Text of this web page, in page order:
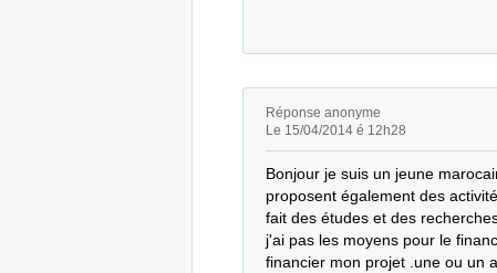
Réponse anonyme
Le 15/04/2014 é 12h28
Bonjour je suis un jeune
proposent également des
fait des études et des
j'ai pas les moyens pour le
financier mon projet .une ou un